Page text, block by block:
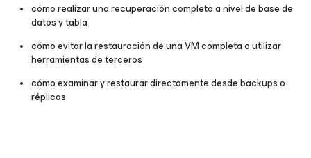
cómo realizar una recuperación completa a nivel de base de
datos y tabla
cómo evitar la restauración de una VM completa o utilizar
herramientas de terceros
cómo examinar y restaurar directamente desde backups o
réplicas